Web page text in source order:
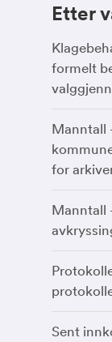
Etter
formelt
Manntall
for
Manntall
Sent